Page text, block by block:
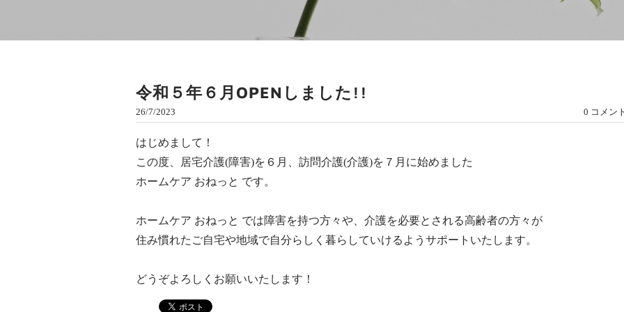
令和５年６月OPENしました!!
26/7/2023 0 コメン
はじめまして！
この度、居宅介護(障害)を６月、訪問介護(介護)を７月に始めました
ホームケア おねっと です。
ホームケア おねっと では障害を持つ方々や、介護を必要とされる高齢者の方々が
​住み慣れたご自宅や地域で自分らしく暮らしていけるようサポートいたします。
どうぞよろしくお願いいたします！